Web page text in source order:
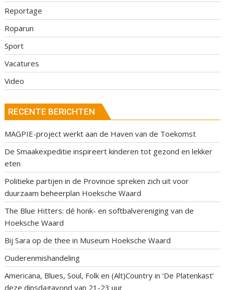
Reportage
Roparun
Sport
Vacatures
Video
RECENTE BERICHTEN
MAGPIE-project werkt aan de Haven van de Toekomst
De Smaakexpeditie inspireert kinderen tot gezond en lekker
eten
Politieke partijen in de Provincie spreken zich uit voor
duurzaam beheerplan Hoeksche Waard
The Blue Hitters: dé honk- en softbalvereniging van de
Hoeksche Waard
Bij Sara op de thee in Museum Hoeksche Waard
Ouderenmishandeling
Americana, Blues, Soul, Folk en (Alt)Country in ‘De Platenkast’
deze dinsdagavond van 21-23 uur